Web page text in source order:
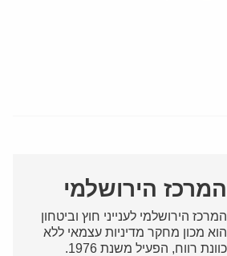
המרכז הירושלמי
המרכז הירושלמי לענייני חוץ וביטחון
הוא מכון מחקר מדיניות עצמאי ללא
כוונת רווח, הפעיל משנת 1976.